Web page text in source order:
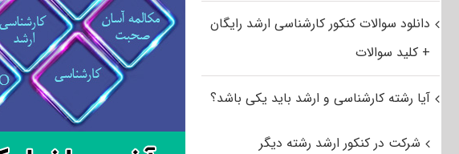
دانلود سوالات کنکور کارشناسی ارشد رایگان
+ کلید سوالات
آیا رشته کارشناسی و ارشد باید یکی باشد؟
شرکت در کنکور ارشد رشته دیگر